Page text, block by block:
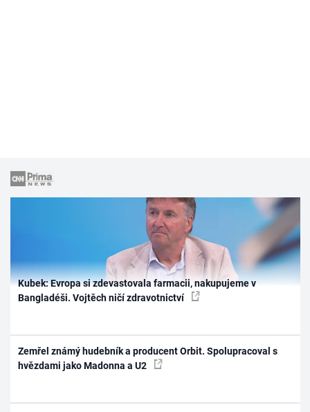
Kubek: Evropa si zdevastovala farmacii, nakupujeme v
Bangladéši. Vojtěch ničí zdravotnictví
Zemřel známý hudebník a producent Orbit. Spolupracoval s
hvězdami jako Madonna a U2